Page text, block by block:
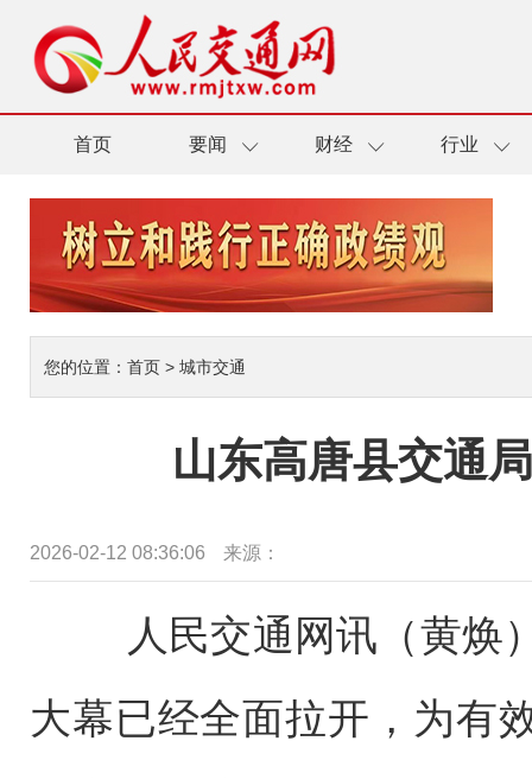
首页 要闻 财经 行业
您的位置： 首页 > 城市交通
山东高唐县交通
2026-02-12 08:36:06 来源：
人民交通网讯（黄焕
大幕已经全面拉开，为有